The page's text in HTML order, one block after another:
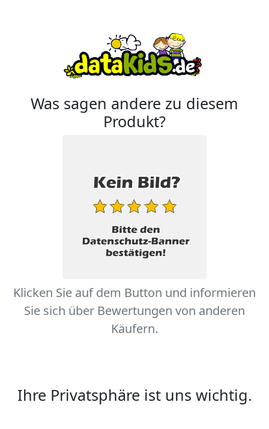
Was sagen andere zu diesem
Produkt?
Klicken Sie auf dem Button und informieren
Sie sich über Bewertungen von anderen
Käufern.
Ihre Privatsphäre ist uns wichtig.